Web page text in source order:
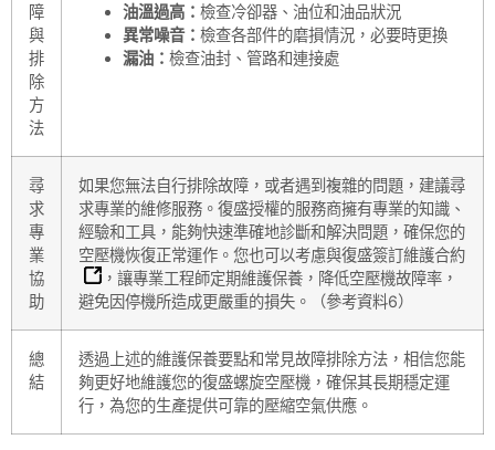
障
與
排
除
方
法
油溫過高： 檢查冷卻器、油位和油品狀況
異常噪音： 檢查各部件的磨損情況，必要時更換
漏油： 檢查油封、管路和連接處
尋
求
專
業
協
助
如果您無法自行排除故障，或者遇到複雜的問題，建議尋
求專業的維修服務。復盛授權的服務商擁有專業的知識、
經驗和工具，能夠快速準確地診斷和解決問題，確保您的
空壓機恢復正常運作。您也可以考慮與復盛簽訂維護合約
，讓專業工程師定期維護保養，降低空壓機故障率，
避免因停機所造成更嚴重的損失。（參考資料6）
總
結
透過上述的維護保養要點和常見故障排除方法，相信您能
夠更好地維護您的復盛螺旋空壓機，確保其長期穩定運
行，為您的生產提供可靠的壓縮空氣供應。